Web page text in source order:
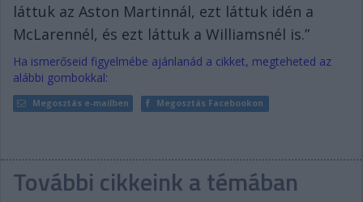
láttuk az Aston Martinnál, ezt láttuk idén a
McLarennél, és ezt láttuk a Williamsnél is.”
Ha ismerőseid figyelmébe ajánlanád a cikket, megteheted az
alábbi gombokkal:
Megosztás e-mailben Megosztás Facebookon
További cikkeink a témában